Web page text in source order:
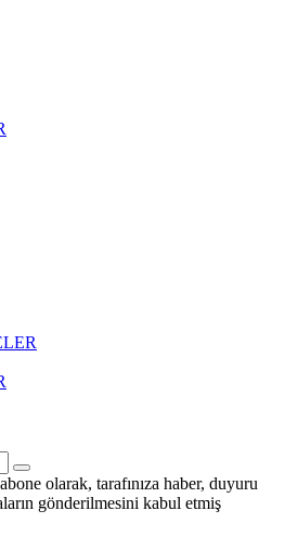
olarak, tarafınıza haber, duyuru
gönderilmesini kabul etmiş